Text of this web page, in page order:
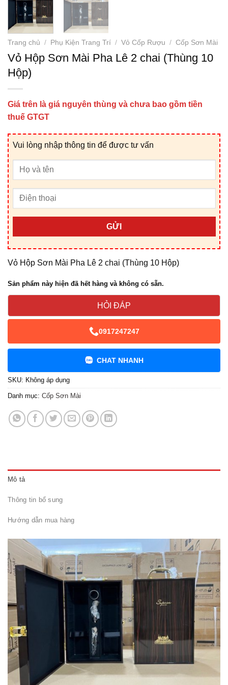
Trang chủ / Phụ Kiện Trang Trí / Vỏ Cốp Rượu / Cốp Sơn Mài
Vỏ Hộp Sơn Mài Pha Lê 2 chai (Thùng 10
Hộp)
Giá trên là giá nguyên thùng và chưa bao gồm tiền
thuế GTGT
Vui lòng nhập thông tin để được tư vấn
GỬI
Vỏ Hộp Sơn Mài Pha Lê 2 chai (Thùng 10 Hộp)
Sản phẩm này hiện đã hết hàng và không có sẵn.
HỎI ĐÁP
0917247247
CHAT NHANH
SKU: Không áp dụng
Danh mục: Cốp Sơn Mài
Mô tả
Thông tin bổ sung
Hướng dẫn mua hàng